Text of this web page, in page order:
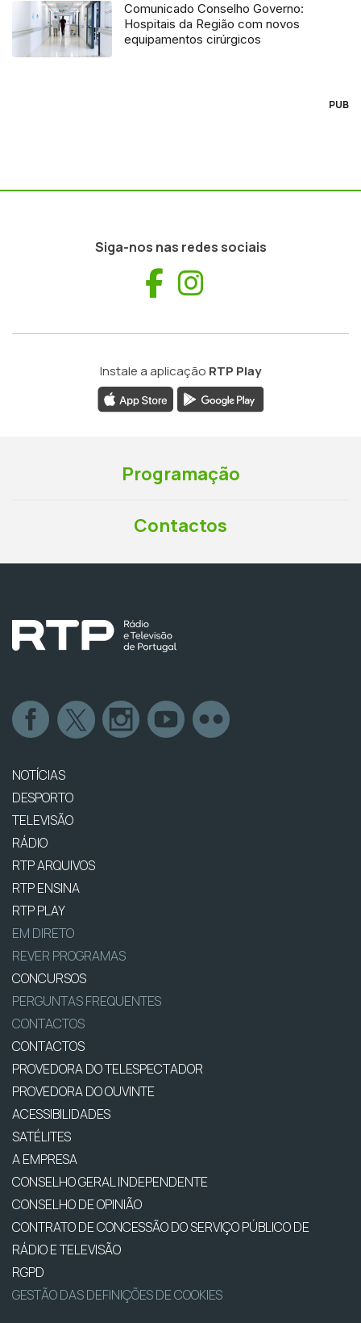
Comunicado Conselho Governo:
Hospitais da Região com novos
equipamentos cirúrgicos
PUB
Siga-nos nas redes sociais
Facebook
Instale a aplicação RTP Play
Programação
Contactos
NOTÍCIAS
DESPORTO
TELEVISÃO
RÁDIO
RTP ARQUIVOS
RTP ENSINA
RTP PLAY
EM DIRETO
REVER PROGRAMAS
CONCURSOS
PERGUNTAS FREQUENTES
CONTACTOS
CONTACTOS
PROVEDORA DO TELESPECTADOR
PROVEDORA DO OUVINTE
ACESSIBILIDADES
SATÉLITES
A EMPRESA
CONSELHO GERAL INDEPENDENTE
CONSELHO DE OPINIÃO
CONTRATO DE CONCESSÃO DO SERVIÇO PÚBLICO DE
RÁDIO E TELEVISÃO
RGPD
GESTÃO DAS DEFINIÇÕES DE COOKIES